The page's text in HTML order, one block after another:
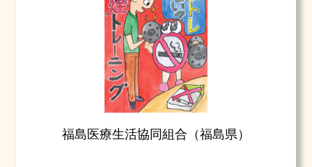
福島医療生活協同組合（福島県）